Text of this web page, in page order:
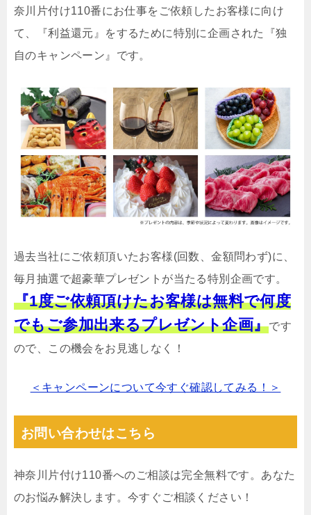
奈川片付け110番にお仕事をご依頼したお客様に向け
て、『利益還元』をするために特別に企画された『独
自のキャンペーン』です。
過去当社にご依頼頂いたお客様(回数、金額問わず)に、
毎月抽選で超豪華プレゼントが当たる特別企画です。
『1度ご依頼頂けたお客様は無料で何度
でもご参加出来るプレゼント企画』です
ので、この機会をお見逃しなく！
＜キャンペーンについて今すぐ確認してみる！＞
お問い合わせはこちら
神奈川片付け110番へのご相談は完全無料です。あなた
のお悩み解決します。今すぐご相談ください！